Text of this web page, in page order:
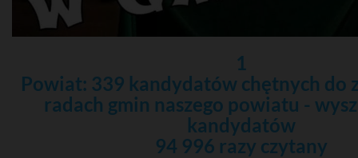
1
Powiat: 339 kandydatów chętnych do
radach gmin naszego powiatu -
kandydatów
94 996 razy czytany